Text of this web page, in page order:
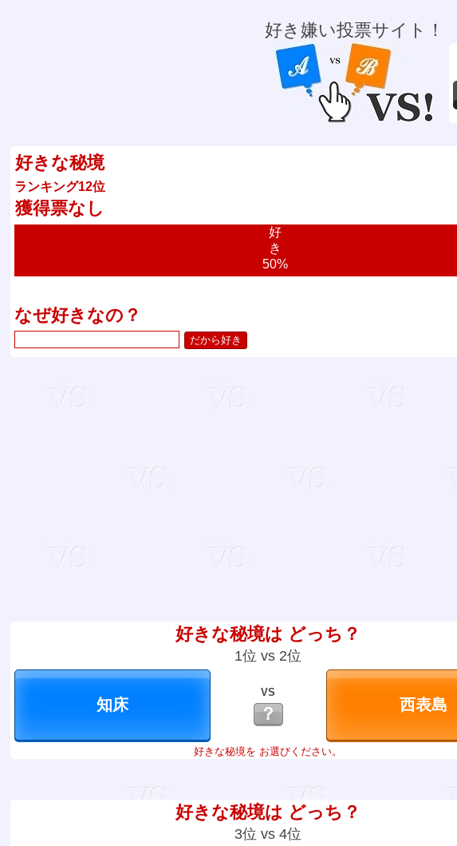
好き嫌い投票サイト！
好きな秘境
ランキング12位
獲得票なし
好
き
50%
なぜ好きなの？
好きな秘境は どっち？
1位 vs 2位
VS
？
好きな秘境を お選びください。
好きな秘境は どっち？
3位 vs 4位